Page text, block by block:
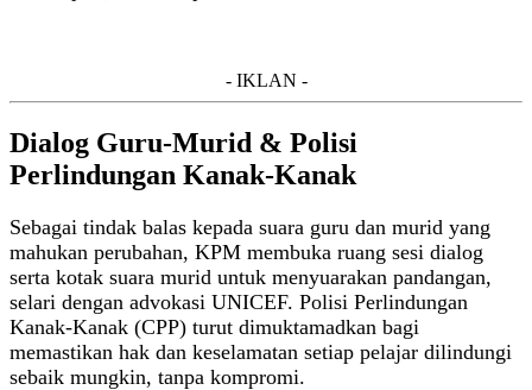
- IKLAN -
Dialog Guru-Murid & Polisi
Perlindungan Kanak-Kanak
Sebagai tindak balas kepada suara guru dan murid yang
mahukan perubahan, KPM membuka ruang sesi dialog
serta kotak suara murid untuk menyuarakan pandangan,
selari dengan advokasi UNICEF. Polisi Perlindungan
Kanak-Kanak (CPP) turut dimuktamadkan bagi
memastikan hak dan keselamatan setiap pelajar dilindungi
sebaik mungkin, tanpa kompromi.